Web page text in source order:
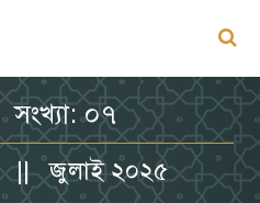
০৭
|| জুলাই ২০২৫